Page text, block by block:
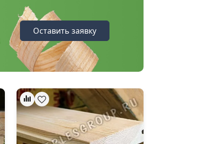
Оставить заявку